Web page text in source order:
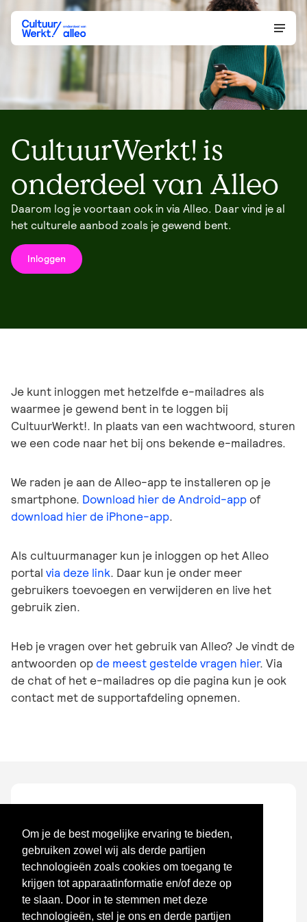
Om je de best mogelijke ervaring te bieden,
gebruiken zowel wij als derde partijen
technologieën zoals cookies om toegang te
krijgen tot apparaatinformatie en/of deze op
te slaan. Door in te stemmen met deze
technologieën, stel je ons en derde partijen
CultuurWerkt! is
onderdeel van Alleo
Daarom log je voortaan ook in via Alleo. Daar vind je al
het culturele aanbod zoals je gewend bent.
Inloggen
Je kunt inloggen met hetzelfde e-mailadres als
waarmee je gewend bent in te loggen bij
CultuurWerkt!. In plaats van een wachtwoord, sturen
we een code naar het bij ons bekende e-mailadres.
We raden je aan de Alleo-app te installeren op je
smartphone. Download hier de Android-app of
download hier de iPhone-app.
Als cultuurmanager kun je inloggen op het Alleo
portal via deze link. Daar kun je onder meer
gebruikers toevoegen en verwijderen en live het
gebruik zien.
Heb je vragen over het gebruik van Alleo? Je vindt de
antwoorden op de meest gestelde vragen hier. Via
de chat of het e-mailadres op die pagina kun je ook
contact met de supportafdeling opnemen.
Benefits voor je
werknemers regel en
manage je met Alleo!